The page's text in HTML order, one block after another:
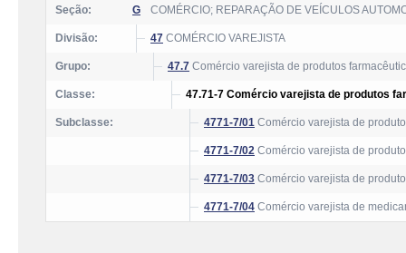
Seção: G COMÉRCIO; REPARAÇÃO DE VEÍCULOS
Divisão: 47 COMÉRCIO VAREJISTA
Grupo: 47.7 Comércio varejista de produtos
Classe: 47.71-7 Comércio varejista de produtos
Subclasse: 4771-7/01 Comércio varejista de
4771-7/02 Comércio varejista de
4771-7/03 Comércio varejista de
4771-7/04 Comércio varejista de